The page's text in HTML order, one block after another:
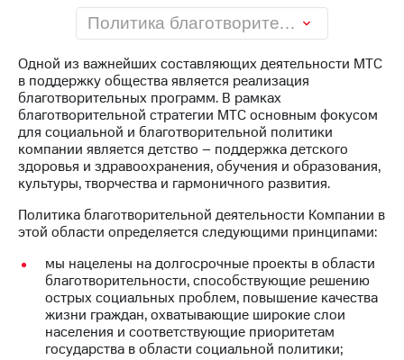
региона
информация
Контакты
Медиа-центр
Пресс-
релизы
МТС
о технологиях
Достижения
Интервью
Финансовая
отчетность
Политика благотворительности
Одной из важнейших составляющих деятельности МТС
в поддержку общества является реализация
благотворительных программ. В рамках
благотворительной стратегии МТС основным фокусом
для социальной и благотворительной политики
компании является детство – поддержка детского
здоровья и здравоохранения, обучения и образования,
культуры, творчества и гармоничного развития.
Политика благотворительной деятельности Компании в
этой области определяется следующими принципами:
мы нацелены на долгосрочные проекты в области
благотворительности, способствующие решению
острых социальных проблем, повышение качества
жизни граждан, охватывающие широкие слои
населения и соответствующие приоритетам
государства в области социальной политики;